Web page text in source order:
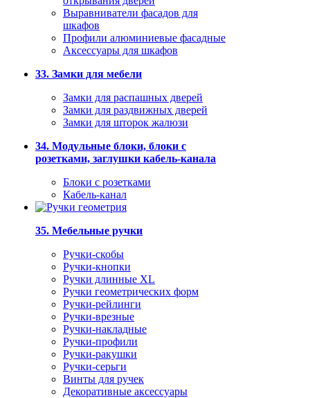
Выравниватели фасадов для
шкафов
Профили алюминиевые фасадные
Аксессуары для шкафов
33. Замки для мебели
Замки для распашных дверей
Замки для раздвижных дверей
Замки для шторок жалюзи
34. Модульные блоки, блоки с
розетками, заглушки кабель-канала
Блоки с розетками
Кабель-канал
35. Мебельные ручки
Ручки-скобы
Ручки-кнопки
Ручки длинные XL
Ручки геометрических форм
Ручки-рейлинги
Ручки-врезные
Ручки-накладные
Ручки-профили
Ручки-ракушки
Ручки-серьги
Винты для ручек
Декоративные аксессуары